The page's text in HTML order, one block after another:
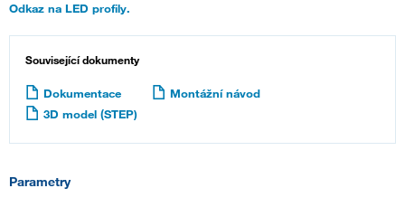
Odkaz na LED profily.
Související dokumenty
Dokumentace
Montážní návod
3D model (STEP)
Parametry